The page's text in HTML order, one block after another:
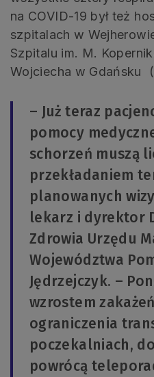
na COVID-19 był też
szpitalach w
Szpitalu im. M.
Wojciecha w Gdańsku
– Już teraz
pomocy
schorzeń muszą
przekładaniem
planowanych
lekarz i dyrektor
Zdrowia Urzędu
Województwa
Jędrzejczyk. –
wzrostem
ograniczenia
poczekalniach,
powrócą